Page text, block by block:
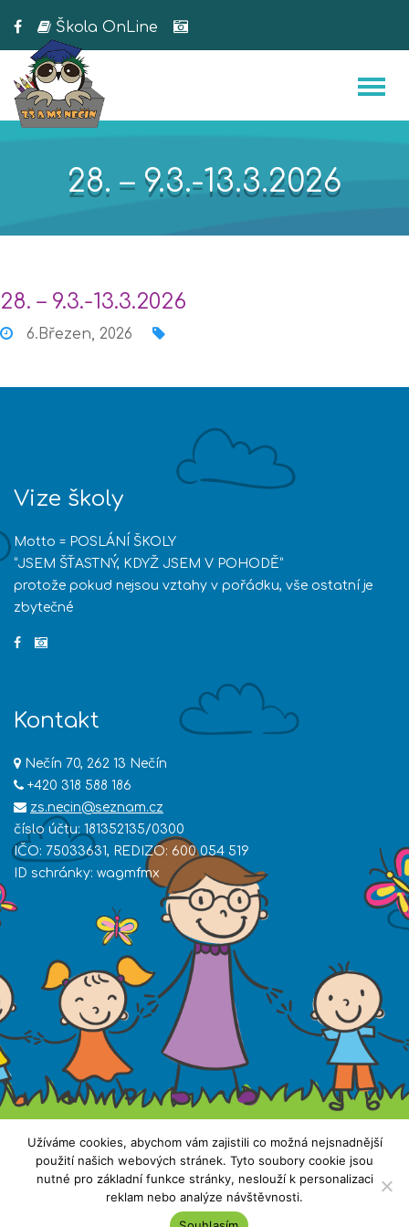
Škola OnLine
28. – 9.3.-13.3.2026
28. – 9.3.-13.3.2026
6.Březen, 2026
Vize školy
Motto = POSLÁNÍ ŠKOLY
“JSEM ŠŤASTNÝ, KDYŽ JSEM V POHODĚ”
protože pokud nejsou vztahy v pořádku, vše ostatní je
zbytečné
Kontakt
Nečín 70, 262 13 Nečín
+420 318 588 186
zs.necin@seznam.cz
číslo účtu: 181352135/0300
IČO: 75033631, REDIZO: 600 054 519
ID schránky: wagmfmx
Všechna práva vyhrazena. Copyright © 2019 ZŠ
Užíváme cookies, abychom vám zajistili co možná nejsnadnější
použití našich webových stránek. Tyto soubory cookie jsou
nutné pro základní funkce stránky, neslouží k personalizaci
reklam nebo analýze návštěvnosti.